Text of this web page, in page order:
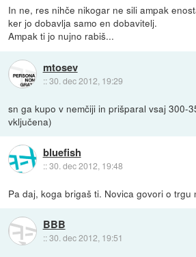
In ne, res nihče nikogar ne sili ampak
ker jo dobavlja samo en dobavitelj.
Ampak ti jo nujno rabiš...
mtosev
::30. dec 2012, 19:29
sn ga kupo v nemčiji in prišparal vsaj 300-
vključena)
bluefish
::30. dec 2012, 19:48
Pa daj, koga brigaš ti. Novica govori o trgu
BBB
::30. dec 2012, 19:51